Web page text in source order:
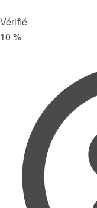
Vérifié
10 %